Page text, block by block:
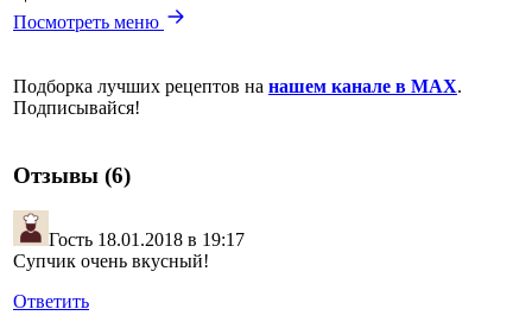
Посмотреть меню
Подборка лучших рецептов на нашем канале в MAX.
Подписывайся!
Отзывы (6)
Гость 18.01.2018 в 19:17
Супчик очень вкусный!
Ответить